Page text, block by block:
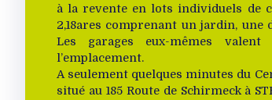
à la revente en lots individuels de
2,18ares comprenant un jardin, une
Les garages eux-mêmes
l’emplacement.
A seulement quelques minutes du
situé au 185 Route de Schirmeck à